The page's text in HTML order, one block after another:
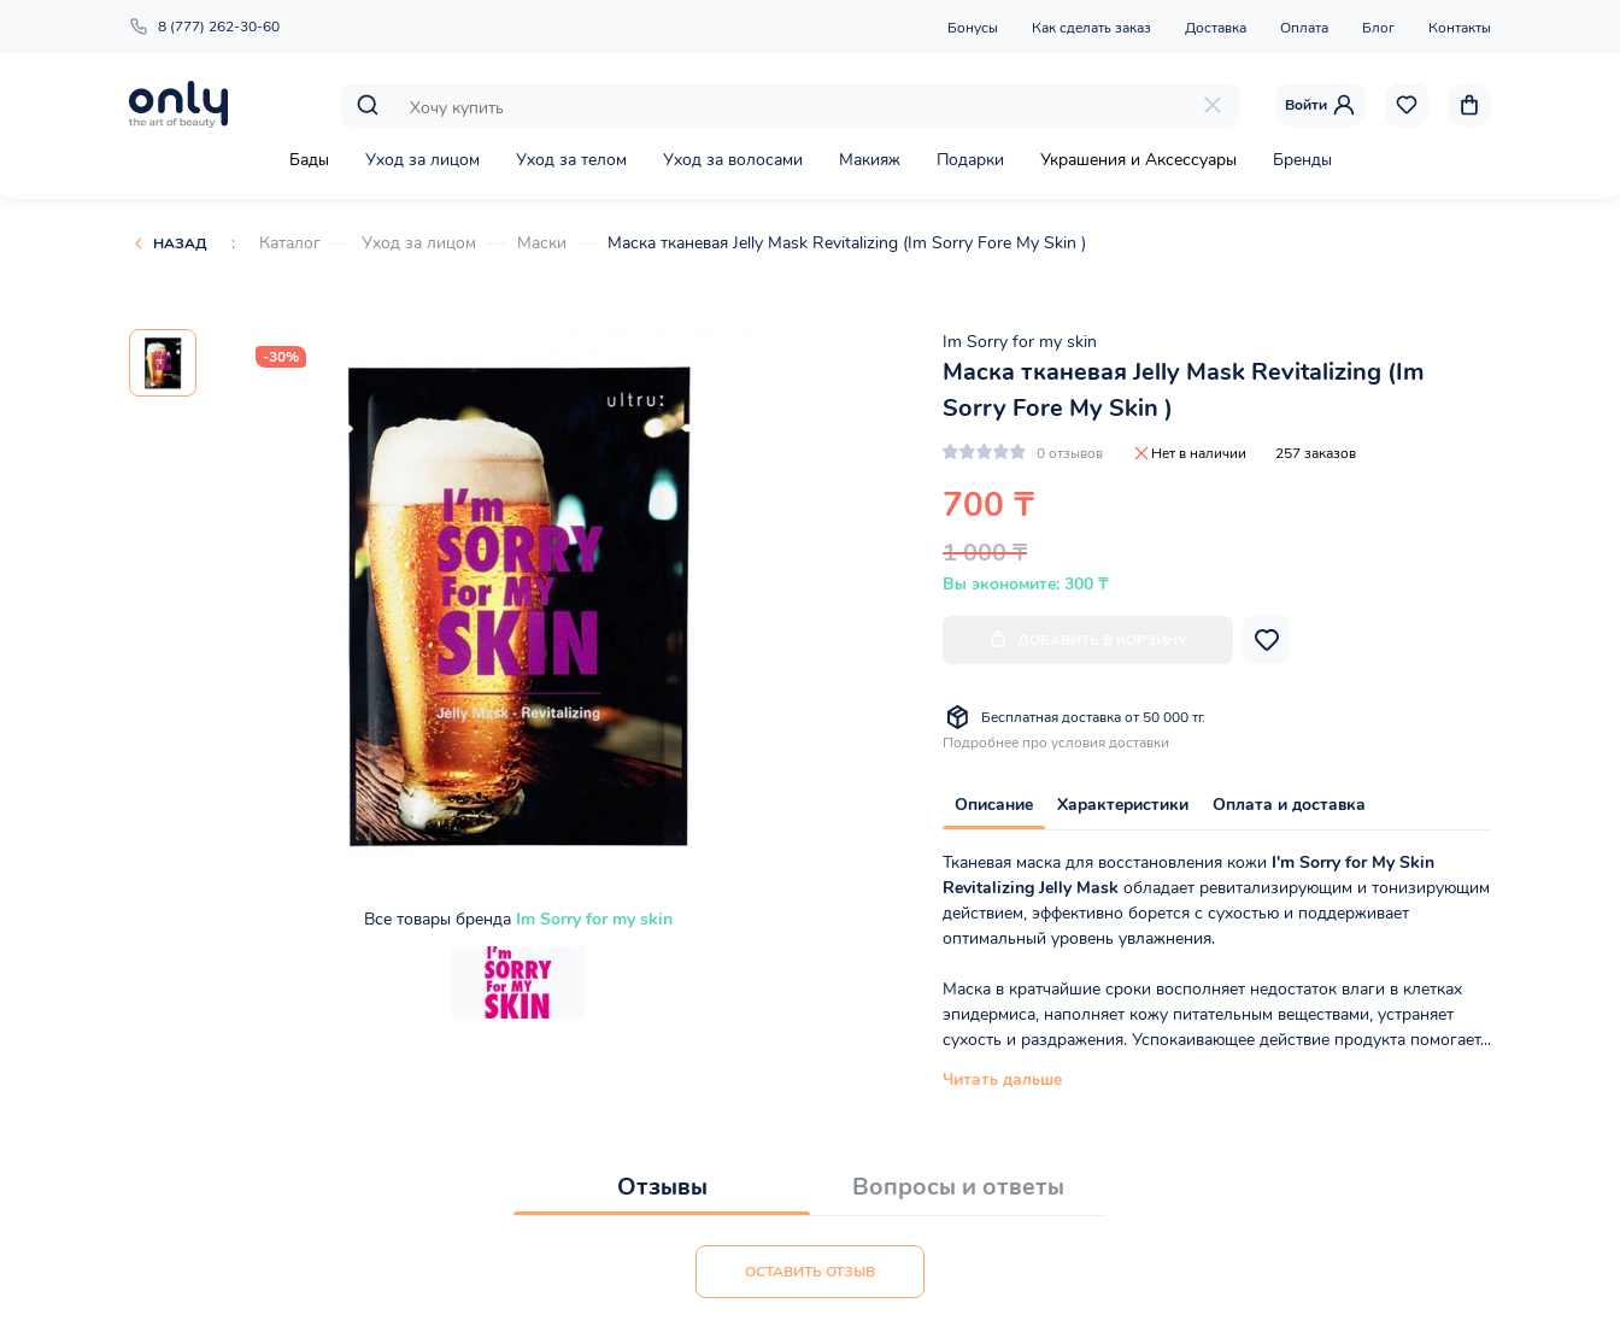
8 (777) 262-30-60 Бонусы Как сделать заказ Доставка Оплата Блог Контакты
Войти
Бады Уход за лицом Уход за телом Уход за волосами Макияж Подарки Украшения и Аксессуары Бренды
НАЗАД : Каталог Уход за лицом Маски Маска тканевая Jelly Mask Revitalizing (Im Sorry Fore My Skin )
-30%
Все товары бренда Im Sorry for my skin
Im Sorry for my skin
Маска тканевая Jelly Mask Revitalizing (Im
Sorry Fore My Skin )
0 отзывов Нет в наличии 257 заказов
700 ₸
1 000 ₸
Вы экономите: 300 ₸
Бесплатная доставка от 50 000 тг.
Подробнее про условия доставки
Описание Характеристики Оплата и доставка
Тканевая маска для восстановления кожи I'm Sorry for My Skin
Revitalizing Jelly Mask обладает ревитализирующим и тонизирующим
действием, эффективно борется с сухостью и поддерживает
оптимальный уровень увлажнения.
Маска в кратчайшие сроки восполняет недостаток влаги в клетках
эпидермиса, наполняет кожу питательным веществами, устраняет
сухость и раздражения. Успокаивающее действие продукта помогает...
Читать дальше
Отзывы Вопросы и ответы
ОСТАВИТЬ ОТЗЫВ